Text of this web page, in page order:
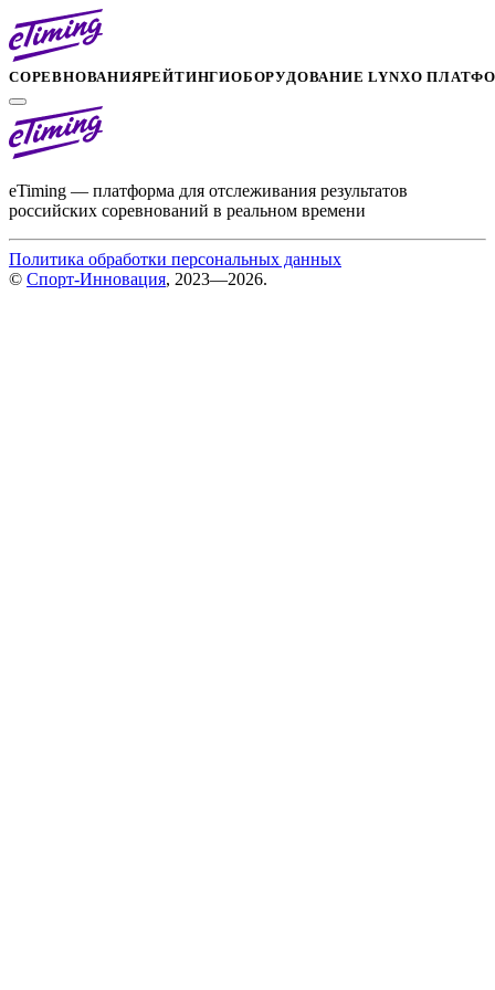
СОРЕВНОВАНИЯРЕЙТИНГИОБОРУДОВАНИЕ LYNXО
eTiming — платформа для отслеживания результатов
российских соревнований в реальном времени
Политика обработки персональных данных
© Спорт-Инновация, 2023—2026.